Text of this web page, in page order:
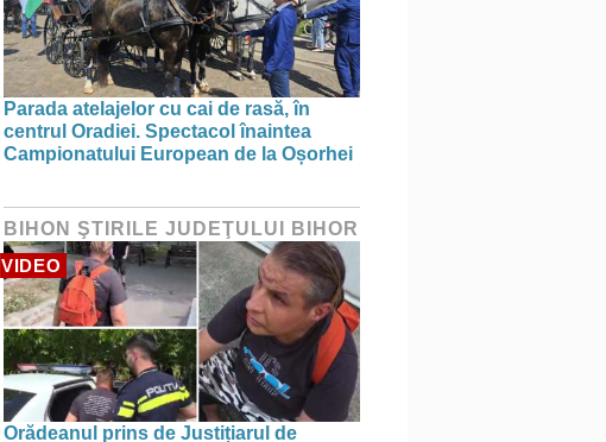
Parada atelajelor cu cai de rasă, în
centrul Oradiei. Spectacol înaintea
Campionatului European de la Oșorhei
BIHON ŞTIRILE JUDEŢULUI BIHOR
VIDEO
Orădeanul prins de Justițiarul de